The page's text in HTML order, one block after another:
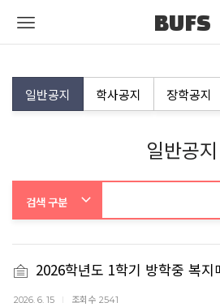
BUFS
일반공지 학사공지 장학공지
일반공지
2026학년도 1학기 방학중 복지
2026. 6. 15 조회수 2541